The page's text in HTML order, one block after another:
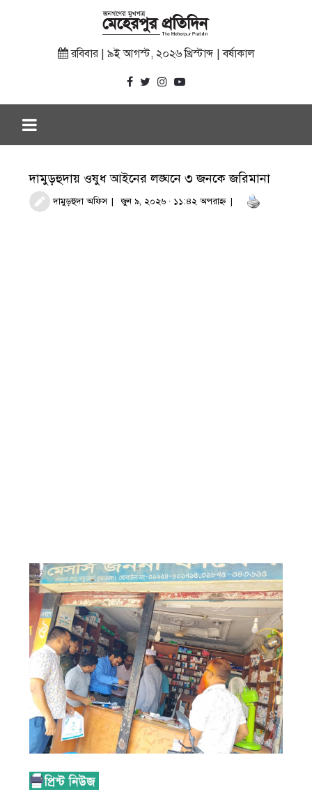
রবিবার | ৯ই আগস্ট, ২০২৬ খ্রিস্টাব্দ | বর্ষাকাল
দামুড়হুদায় ওষুধ আইনের লঙ্ঘনে ৩ জনকে জরিমানা
দামুড়হুদা অফিস জুন ৯, ২০২৬ · ১১:৪২ অপরাহ্ণ